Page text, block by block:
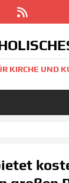
KIRCHE UND